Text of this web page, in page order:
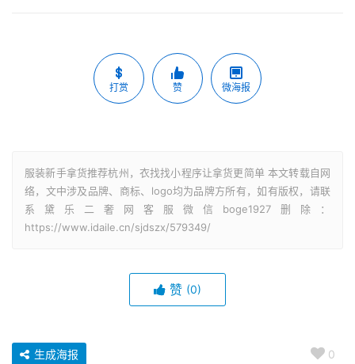
打赏 赞 微海报
服装新手拿货推荐杭州，衣找找小程序让拿货更简单 本文转载自网
络，文中涉及品牌、商标、logo均为品牌方所有，如有版权，请联
系黛乐二奢网客服微信boge1927删除：
https://www.idaile.cn/sjdszx/579349/
赞 (0)
0
生成海报